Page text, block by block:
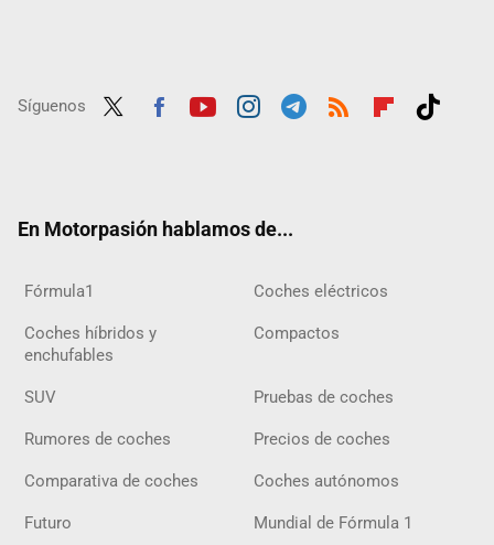
Síguenos
En Motorpasión hablamos de...
Fórmula1 Coches eléctricos
Coches híbridos y
enchufables
Compactos
SUV Pruebas de coches
Rumores de coches Precios de coches
Comparativa de coches Coches autónomos
Futuro Mundial de Fórmula 1